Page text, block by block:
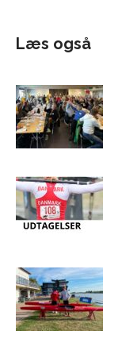
Læs også